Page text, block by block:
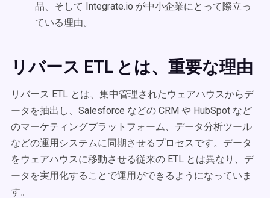
品、そして Integrate.io が中小企業にとって際立っ
ている理由。
リバース ETL とは、重要な理由
リバース ETL とは、集中管理されたウェアハウスからデ
ータを抽出し、Salesforce などの CRM や HubSpot など
のマーケティングプラットフォーム、データ分析ツール
などの運用システムに同期させるプロセスです。データ
をウェアハウスに移動させる従来の ETL とは異なり、デ
ータを実用化することで運用ができるようになっていま
す。